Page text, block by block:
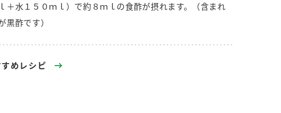
汁 ふりかけ
各部門が大切にして
実現に向けた各部門の
取り組みをご紹介しま
＋水１５０ｍｌ）で約８ｍｌの食酢が摂れます。（含まれ
黒酢です）
めレシピ